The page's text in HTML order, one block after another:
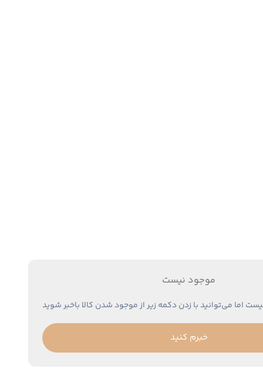
موجود نیست
اما می‌توانید با زدن دکمه زیر از موجود شدن کالا باخبر شوید
خبرم کنید